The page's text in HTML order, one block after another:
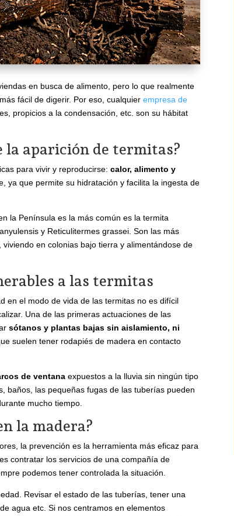
en busca de alimento, pero lo que realmente
fácil de digerir. Por eso, cualquierempresa de
propicios a la condensación, etc. son su hábitat
la aparición de termitas?
para vivir y reproducirse:calor, alimento y
ya que permite su hidratación y facilita la ingesta de
la Península es la más común es la termita
y Reticulitermes grassei. Son las más
en colonias bajo tierra y alimentándose de
a las termitas
en el modo de vida de las termitas no es difícil
Una de las primeras actuaciones de las
sótanos y plantas bajas sin aislamiento, ni
suelen tener rodapiés de madera en contacto
de ventana expuestos a la lluvia sin ningún tipo
baños, las pequeñas fugas de las tuberías pueden
mucho tiempo.
la madera?
la prevención es la herramienta más eficaz para
contratar los servicios de una compañía de
podemos tener controlada la situación.
Revisar el estado de las tuberías, tener una
agua etc. Si nos centramos en elementos